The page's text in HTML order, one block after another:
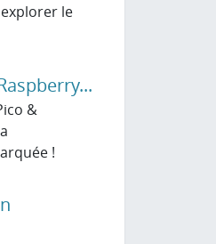
le
&
!